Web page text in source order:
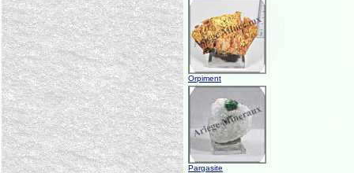
Orpiment
Pargasite